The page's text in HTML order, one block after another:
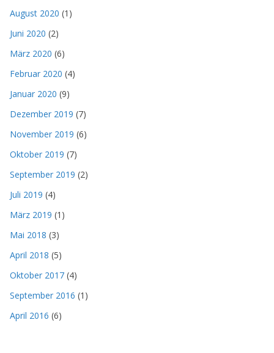
August 2020 (1)
Juni 2020 (2)
März 2020 (6)
Februar 2020 (4)
Januar 2020 (9)
Dezember 2019 (7)
November 2019 (6)
Oktober 2019 (7)
September 2019 (2)
Juli 2019 (4)
März 2019 (1)
Mai 2018 (3)
April 2018 (5)
Oktober 2017 (4)
September 2016 (1)
April 2016 (6)